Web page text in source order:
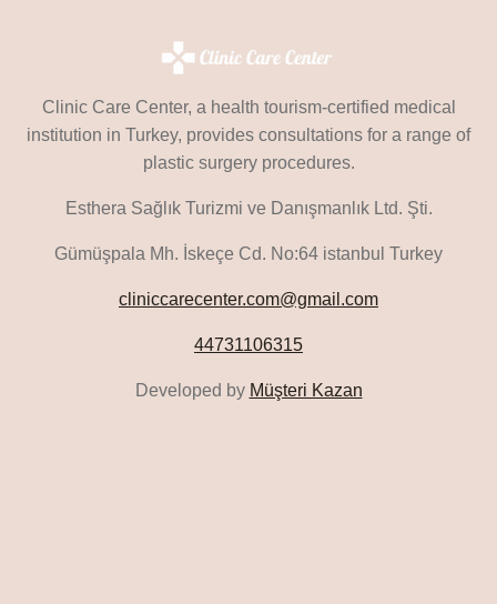
Clinic Care Center, a health tourism-certified medical
institution in Turkey, provides consultations for a range of
plastic surgery procedures.
Esthera Sağlık Turizmi ve Danışmanlık Ltd. Şti.
Gümüşpala Mh. İskeçe Cd. No:64 istanbul Turkey
cliniccarecenter.com@gmail.com
44731106315
Developed by Müşteri Kazan